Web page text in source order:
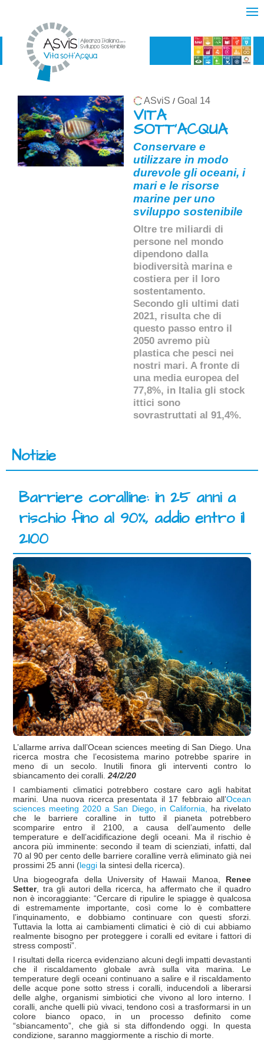
ASviS / Goal 14
VITA
SOTT'ACQUA
Conservare e
utilizzare in modo
durevole gli oceani, i
mari e le risorse
marine per uno
sviluppo sostenibile
Oltre tre miliardi di
persone nel mondo
dipendono dalla
biodiversità marina e
costiera per il loro
sostentamento.
Secondo gli ultimi dati
2021, risulta che di
questo passo entro il
2050 avremo più
plastica che pesci nei
nostri mari. A fronte di
una media europea del
77,8%, in Italia gli stock
ittici sono
sovrastruttati al 91,4%.
Notizie
Barriere coralline: in 25 anni a
rischio fino al 90%, addio entro il
2100
L’allarme arriva dall’Ocean sciences meeting di San Diego. Una
ricerca mostra che l’ecosistema marino potrebbe sparire in
meno di un secolo. Inutili finora gli interventi contro lo
sbiancamento dei coralli. 24/2/20
I cambiamenti climatici potrebbero costare caro agli habitat
marini. Una nuova ricerca presentata il 17 febbraio all’Ocean
sciences meeting 2020 a San Diego, in California,
ha rivelato
che le barriere coralline in tutto il pianeta potrebbero
scomparire entro il 2100, a causa dell’aumento delle
temperature e dell’acidificazione degli oceani. Ma il rischio è
ancora più imminente: secondo il team di scienziati, infatti, dal
70 al 90 per cento delle barriere coralline verrà eliminato già nei
prossimi 25 anni (leggi la sintesi della ricerca).
Una biogeografa della University of Hawaii Manoa, Renee
Setter, tra gli autori della ricerca, ha affermato che il quadro
non è incoraggiante: “Cercare di ripulire le spiagge è qualcosa
di estremamente importante, così come lo è combattere
l’inquinamento, e dobbiamo continuare con questi sforzi.
Tuttavia la lotta ai cambiamenti climatici è ciò di cui abbiamo
realmente bisogno per proteggere i coralli ed evitare i fattori di
stress composti”.
I risultati della ricerca evidenziano alcuni degli impatti devastanti
che il riscaldamento globale avrà sulla vita marina. Le
temperature degli oceani continuano a salire e il riscaldamento
delle acque pone sotto stress i coralli, inducendoli a liberarsi
delle alghe, organismi simbiotici che vivono al loro interno. I
coralli, anche quelli più vivaci, tendono così a trasformarsi in un
colore bianco opaco, in un processo definito come
“sbiancamento”, che già si sta diffondendo oggi. In questa
condizione, saranno maggiormente a rischio di morte.